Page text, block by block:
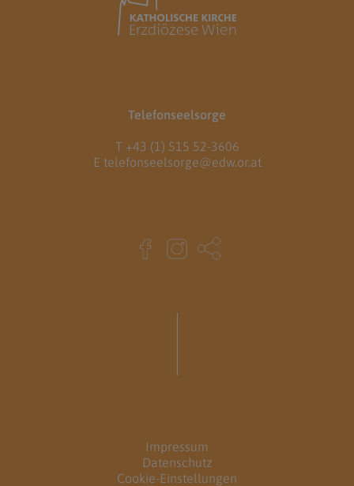
Telefonseelsorge
T +43 (1) 515 52-3606
E telefonseelsorge@edw.or.at
Impressum
Datenschutz
Cookie-Einstellungen